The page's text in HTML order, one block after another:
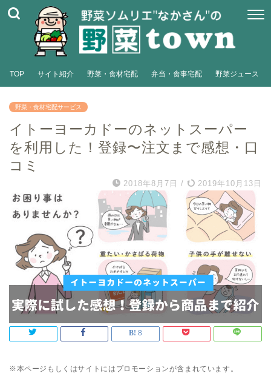
TOP サイト紹介 野菜・食材宅配 弁当・食事宅配 野菜ジュース
野菜・食材宅配サービス
イトーヨーカドーのネットスーパー
を利用した！登録〜注文まで感想・口
コミ
2018年8月7日 / 2019年10月13日
8
※本ページもしくはサイトにはプロモーションが含まれています。